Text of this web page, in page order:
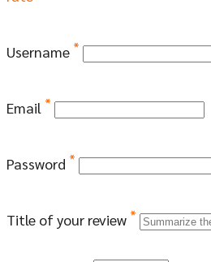
Username *
Email *
Password *
Title of your review *